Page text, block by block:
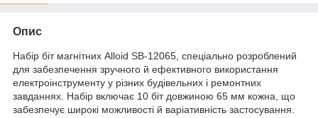
Опис
Набір біт магнітних Alloid SB-12065, спеціально розроблений
для забезпечення зручного й ефективного використання
електроінструменту у різних будівельних і ремонтних
завданнях. Набір включає 10 біт довжиною 65 мм кожна, що
забезпечує широкі можливості й варіативність застосування.